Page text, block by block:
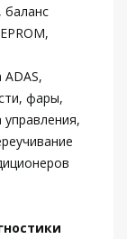
баланс
фары,
управления,